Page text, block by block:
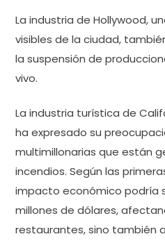
La industria de Hollywood,
visibles de la ciudad,
la suspensión de
vivo.
La industria turística de
ha expresado su
multimillonarias que están
incendios. Según las
impacto económico podría
millones de dólares,
restaurantes, sino también